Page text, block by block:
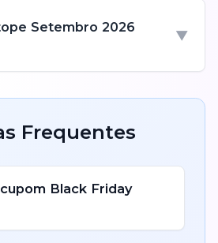
Setembro 2026
▼
Frequentes
Black Friday